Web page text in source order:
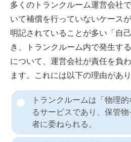
多くのトランクルーム運営会社
いて補償を行っていないケース
明記されていることが多い「自
き、トランクルーム内で発生す
について、運営会社が責任を負
ます。これには以下の理由があり
トランクルームは「物理
るサービスであり、保管
者に委ねられる。